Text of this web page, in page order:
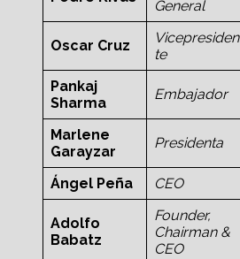
General
Oscar Cruz
Vicepresiden
te
Pankaj
Sharma
Embajador
Marlene
Garayzar
Presidenta
Ángel Peña CEO
Adolfo
Babatz
Founder,
Chairman &
CEO